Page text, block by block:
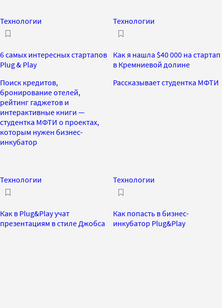
Технологии
6 самых интересных стартапов
Plug & Play
Поиск кредитов,
бронирование отелей,
рейтинг гаджетов и
интерактивные книги —
студентка МФТИ о проектах,
которым нужен бизнес-
инкубатор
Технологии
Как я нашла $40 000 на стартап
в Кремниевой долине
Рассказывает студентка МФТИ
Технологии
Как в Plug&Play учат
презентациям в стиле Джобса
Технологии
Как попасть в бизнес-
инкубатор Plug&Play